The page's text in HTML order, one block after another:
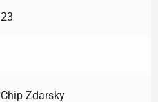
23
Chip Zdarsky